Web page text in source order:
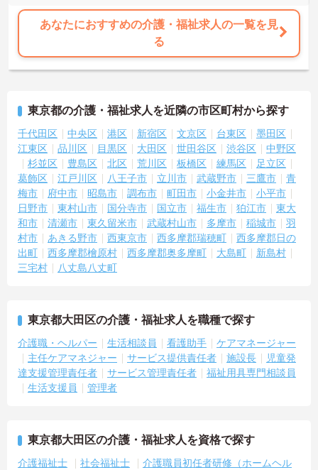
あなたにおすすめの介護・福祉求人の一覧を見
る
東京都の介護・福祉求人を近隣の市区町村から探す
千代田区 中央区 港区 新宿区 文京区 台東区
墨田区
江東区
品川区 目黒区 大田区 世田谷区 渋谷区
中野区
杉並区
豊島区 北区 荒川区 板橋区 練馬区
足立区
葛飾区
江戸川区 八王子市 立川市 武蔵野市 三鷹市
青
梅市
府中市 昭島市 調布市 町田市 小金井市
小平市
日野市
東村山市 国分寺市 国立市 福生市 狛江市
東大
和市
清瀬市 東久留米市 武蔵村山市 多摩市 稲城市
羽
村市
あきる野市 西東京市 西多摩郡瑞穂町
西多摩郡日の
出町
西多摩郡檜原村 西多摩郡奥多摩町 大島町
新島村
三宅村
八丈島八丈町
東京都大田区の介護・福祉求人を職種で探す
介護職・ヘルパー 生活相談員 看護助手
ケアマネージャー
主任ケアマネジャー
サービス提供責任者 施設長
児童発
達支援管理責任者
サービス管理責任者
福祉用具専門相談員
生活支援員
管理者
東京都大田区の介護・福祉求人を資格で探す
介護福祉士 社会福祉士
介護職員初任者研修（ホームヘル